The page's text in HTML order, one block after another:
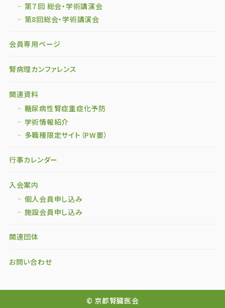
第７回 総会・学術講演会
第8回総会・学術講演会
会員専用ページ
腎病理カンファレンス
関連資料
糖尿病性腎症重症化予防
学術情報紹介
多職種限定サイト（PW要）
行事カレンダー
入会案内
個人会員申し込み
施設会員申し込み
関連団体
お問い合わせ
© 京都腎臓医会